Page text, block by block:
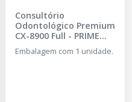
Consultório
Odontológico Premium
CX-8900 Full - PRIME
WELT
Embalagem com 1 unidade.